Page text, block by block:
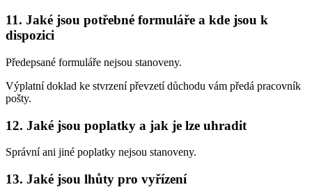
11. Jaké jsou potřebné formuláře a kde jsou k
dispozici
Předepsané formuláře nejsou stanoveny.
Výplatní doklad ke stvrzení převzetí důchodu vám předá pracovník
pošty.
12. Jaké jsou poplatky a jak je lze uhradit
Správní ani jiné poplatky nejsou stanoveny.
13. Jaké jsou lhůty pro vyřízení